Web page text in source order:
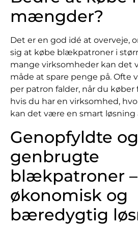
mængder?
Det er en god idé at overveje,
sig at købe blækpatroner i
mange virksomheder kan det
måde at spare penge på. Ofte
per patron falder, når du køber
hvis du har en virksomhed,
kan det være en smart løsning
Genopfyldte og
genbrugte
blækpatroner
økonomisk og
bæredygtig